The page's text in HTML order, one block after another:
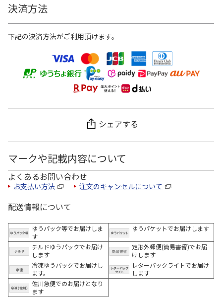
決済方法
下記の決済方法がご利用頂けます。
シェアする
マークや記載内容について
よくあるお問い合わせ
お支払い方法 注文のキャンセルについて
配送情報について
ゆうパック等でお届けしま
す
ゆうパケットでお届けします
チルドゆうパックでお届け
します
定形外郵便(簡易書留)でお届
けします
冷凍ゆうパックでお届けし
ます。
レターパックライトでお届け
します
佐川急便でのお届けとなり
ます